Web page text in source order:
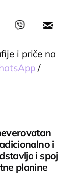
i priče na
/
i
i spoj
planine